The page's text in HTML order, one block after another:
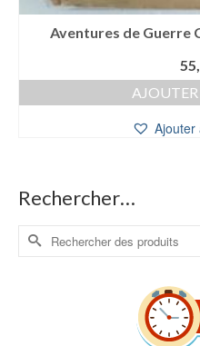
Aventures de Guerre
Ajouter
Rechercher…
Rechercher :